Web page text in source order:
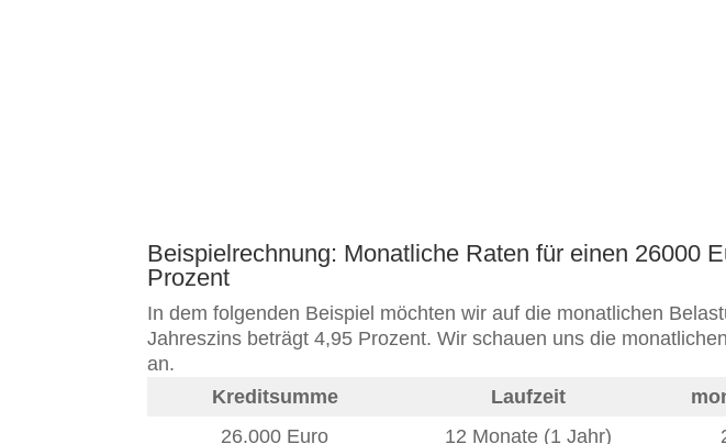
Beispielrechnung: Monatliche Raten für einen 26000
Prozent
In dem folgenden Beispiel möchten wir auf die monatlichen
Jahreszins beträgt 4,95 Prozent. Wir schauen uns die
an.
Kreditsumme
Laufzeit
26.000 Euro
12 Monate (1 Jahr)